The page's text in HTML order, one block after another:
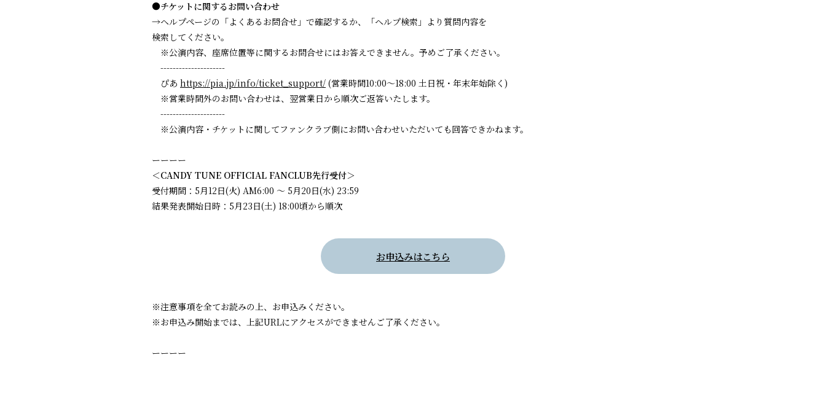
●チケットに関するお問い合わせ
→ヘルプページの「よくあるお問合せ」で確認するか、「ヘルプ検索」より質問内容を
検索してください。
※公演内容、座席位置等に関するお問合せにはお答えできません。予めご了承ください。
---------------------
ぴあ https://pia.jp/info/ticket_support/ (営業時間10:00～18:00 土日祝・年末年始除く)
※営業時間外のお問い合わせは、翌営業日から順次ご返答いたします。
---------------------
※公演内容・チケットに関してファンクラブ側にお問い合わせいただいても回答できかねます。
ーーーー
＜CANDY TUNE OFFICIAL FANCLUB先行受付＞
受付期間：5月12日(火) AM6:00 ～ 5月20日(水) 23:59
結果発表開始日時：5月23日(土) 18:00頃から順次
お申込みはこちら
※注意事項を全てお読みの上、お申込みください。
※お申込み開始までは、上記URLにアクセスができませんご了承ください。
ーーーー